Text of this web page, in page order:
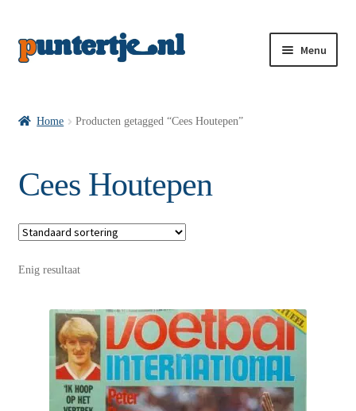
Menu
VI’s met Posters
Wie is puntertje
Puntertjes
Home Producten getagged “Cees Houtepen”
Cees Houtepen
Enig resultaat